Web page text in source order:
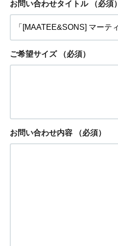
お問い合わせタイトル （必須）
ご希望サイズ （必須）
お問い合わせ内容 （必須）